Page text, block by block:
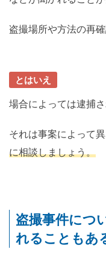
盗撮場所や方法の再
とはいえ
場合によっては逮捕
それは事案によって異
に相談しましょう。
盗撮事件につ
れることもあ